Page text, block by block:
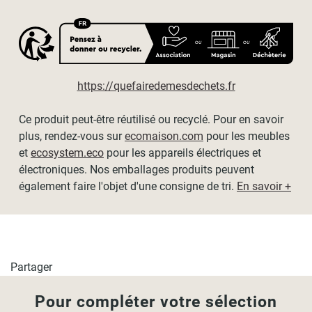
la hauteur de votre store.
https://quefairedemesdechets.fr
Ce produit peut-être réutilisé ou recyclé. Pour en savoir
plus, rendez-vous surecomaison.com pour les meubles
et ecosystem.eco pour les appareils électriques et
électroniques. Nos emballages produits peuvent
également faire l'objet d'une consigne de tri. En savoir +
Partager
Pour compléter votre sélection